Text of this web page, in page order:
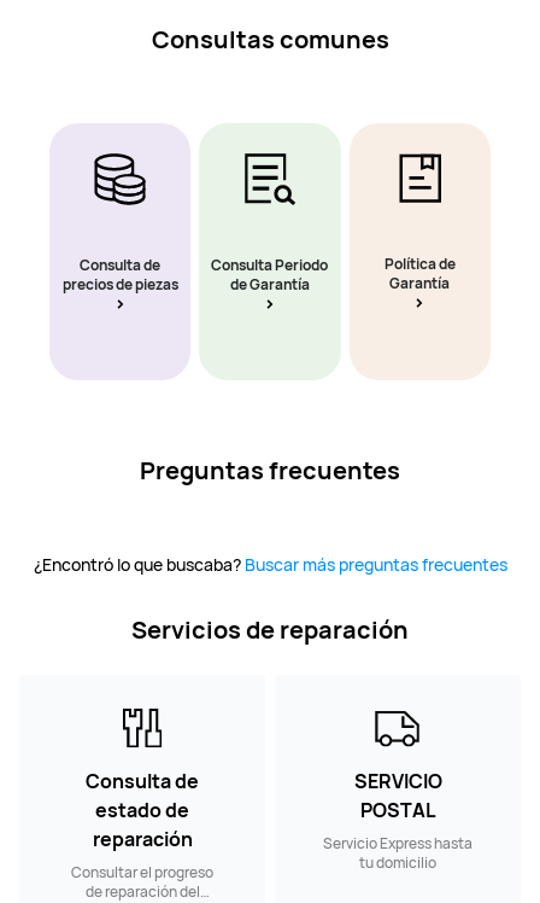
Consultas comunes
Consulta de
precios de piezas
Consulta Periodo
de Garantía
Política de
Garantía
Preguntas frecuentes
¿Encontró lo que buscaba? Buscar más preguntas frecuentes
Servicios de reparación
Consulta de
estado de
reparación
Consultar el progreso
de reparación del
SERVICIO
POSTAL
Servicio Express hasta
tu domicilio